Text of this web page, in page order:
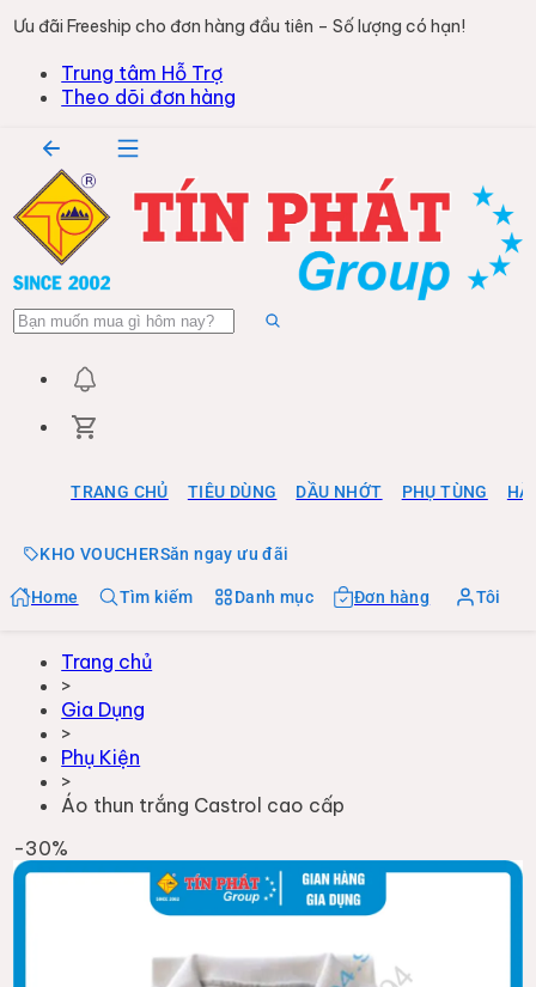
Ưu đãi Freeship cho đơn hàng đầu tiên – Số lượng có hạn!
Trung tâm Hỗ Trợ
Theo dõi đơn hàng
TRANG CHỦ TIÊU DÙNG DẦU NHỚT PHỤ TÙNG
KHO VOUCHERSăn ngay ưu đãi
Home Tìm kiếm Danh mục Đơn hàng Tôi
Trang chủ
>
Gia Dụng
>
Phụ Kiện
>
Áo thun trắng Castrol cao cấp
-30%